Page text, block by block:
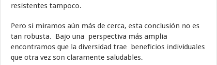
resistentes tampoco.
Pero si miramos aún más de cerca, esta conclusión no es
tan robusta. Bajo una perspectiva más amplia
encontramos que la diversidad trae beneficios individuales
que otra vez son claramente saludables.